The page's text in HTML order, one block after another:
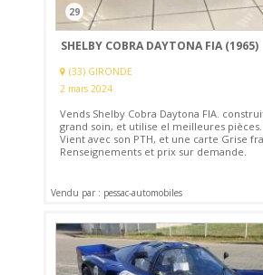
29
SHELBY COBRA DAYTONA FIA (1965)
(33) GIRONDE
2 mars 2024
Vends Shelby Cobra Daytona FIA.
grand soin, et utilise el meilleures
Vient avec son PTH, et une carte Grise
Renseignements et prix sur demande.
Vendu par : pessac-automobiles